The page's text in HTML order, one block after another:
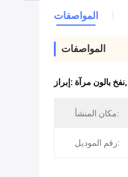
المواصفات
المواصفات
إبراز: نفخ بالون مرآة,
مكان المنشأ:
رقم الموديل: